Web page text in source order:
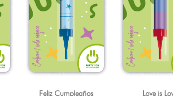
Feliz Cumpleaños Love is